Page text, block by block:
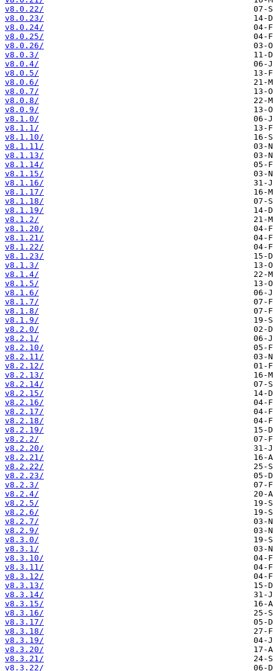
v8.0.22/
v8.0.23/
v8.0.24/
v8.0.25/
v8.0.26/
v8.0.3/
v8.0.4/
v8.0.5/
v8.0.6/
v8.0.7/
v8.0.8/
v8.0.9/
v8.1.0/
v8.1.1/
v8.1.10/
v8.1.11/
v8.1.13/
v8.1.14/
v8.1.15/
v8.1.16/
v8.1.17/
v8.1.18/
v8.1.19/
v8.1.2/
v8.1.20/
v8.1.21/
v8.1.22/
v8.1.23/
v8.1.3/
v8.1.4/
v8.1.5/
v8.1.6/
v8.1.7/
v8.1.8/
v8.1.9/
v8.2.0/
v8.2.1/
v8.2.10/
v8.2.11/
v8.2.12/
v8.2.13/
v8.2.14/
v8.2.15/
v8.2.16/
v8.2.17/
v8.2.18/
v8.2.19/
v8.2.2/
v8.2.20/
v8.2.21/
v8.2.22/
v8.2.23/
v8.2.3/
v8.2.4/
v8.2.5/
v8.2.6/
v8.2.7/
v8.2.9/
v8.3.0/
v8.3.1/
v8.3.10/
v8.3.11/
v8.3.12/
v8.3.13/
v8.3.14/
v8.3.15/
v8.3.16/
v8.3.17/
v8.3.18/
v8.3.19/
v8.3.20/
v8.3.21/
v8.3.22/